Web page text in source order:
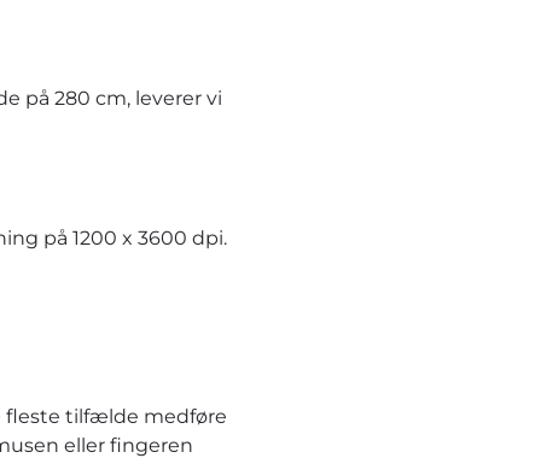
på 280 cm, leverer vi
på 1200 x 3600 dpi.
fleste tilfælde medføre
eller fingeren